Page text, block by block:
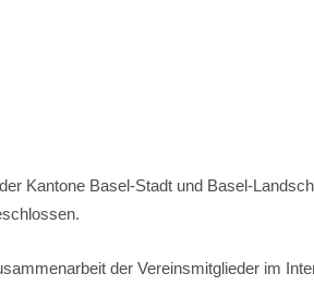
Kantone Basel-Stadt und Basel-
der Vereinsmitglieder im